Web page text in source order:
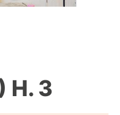
H. 3